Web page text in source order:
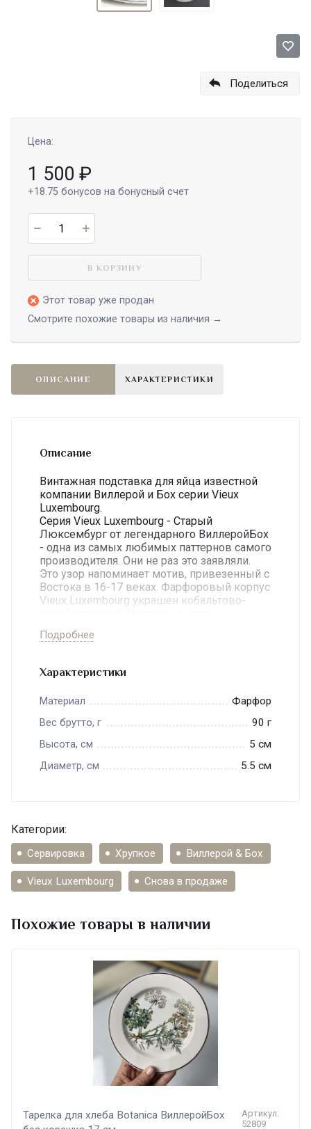
Поделиться
Цена:
1 500 ₽
+18.75 бонусов на бонусный счет
В КОРЗИНУ
Этот товар уже продан
Смотрите похожие товары из наличия →
ОПИСАНИЕ ХАРАКТЕРИСТИКИ
Описание
Винтажная подставка для яйца известной
компании Виллерой и Бох серии Vieux
Luxembourg.
Серия Vieux Luxembourg - Старый
Люксембург от легендарного ВиллеройБох
- одна из самых любимых паттернов самого
производителя. Они не раз это заявляли.
Это узор напоминает мотив, привезенный с
Востока в 16-17 веках. Фарфоровый корпус
Vieux Luxembourg украшен кобальтово-
разбросаны по всему телу каждого
изделия.
произведения фарфорового искусства и
всегда стабильное качество, это
мастерские и высоко технологичное
промышленное производство. Виллерой и
всем мире, прошедший за триста лет
сквозь множество перипетий европейской
истории, переживший кровопролитные
Подробнее
Характеристики
Материал Фарфор
Вес брутто, г 90 г
Высота, см 5 см
Диаметр, см 5.5 см
Категории:
Сервировка Хрупкое Виллерой & Бох
Vieux Luxembourg Снова в продаже
Похожие товары в наличии
Тарелка для хлеба Botanica ВиллеройБох
Артикул:
52809